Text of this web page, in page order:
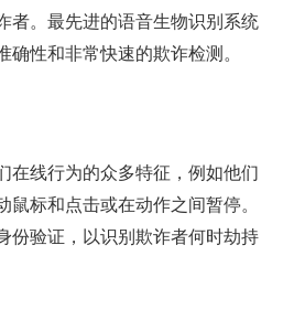
者。最先进的语音生物识别系统
性和非常快速的欺诈检测。
在线行为的众多特征，例如他们
标和点击或在动作之间暂停。
份验证，以识别欺诈者何时劫持